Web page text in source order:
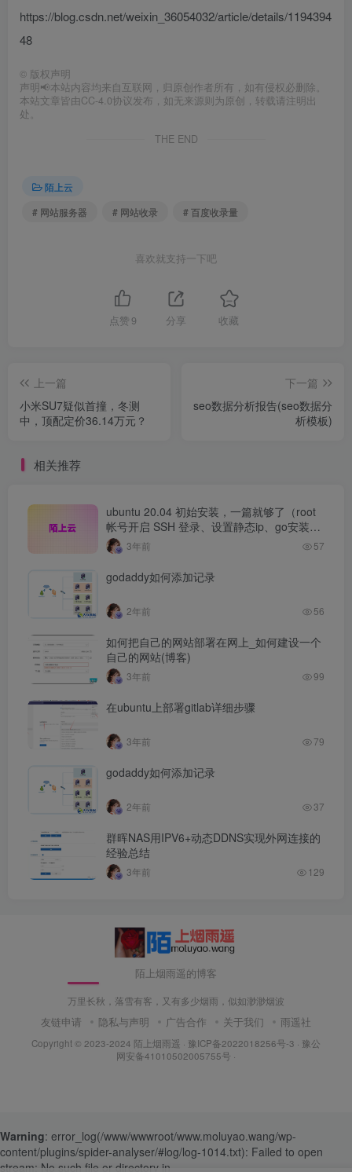
https://blog.csdn.net/weixin_36054032/article/details/1194394
48
© 版权声明
声明📢本站内容均来自互联网，归原创作者所有，如有侵权必删除。
本站文章皆由CC-4.0协议发布，如无来源则为原创，转载请注明出
处。
THE END
陌上云
# 网站服务器
# 网站收录 # 百度收录量
喜欢就支持一下吧
点赞 9 分享 收藏
上一篇
小米SU7疑似首撞，冬测
中，顶配定价36.14万元？
下一篇
seo数据分析报告(seo数据分
析模板)
相关推荐
ubuntu 20.04 初始安装，一篇就够了（root
帐号开启 SSH 登录、设置静态ip、go安装、
git安装、编译环境安装、docker安装、安装
xgo）
3年前 57
godaddy如何添加记录
2年前 56
如何把自己的网站部署在网上_如何建设一个
自己的网站(博客)
3年前 99
在ubuntu上部署gitlab详细步骤
3年前 79
godaddy如何添加记录
2年前 37
群晖NAS用IPV6+动态DDNS实现外网连接的
经验总结
3年前 129
陌上烟雨遥的博客
万里长秋，落雪有客，又有多少烟雨，似如渺渺烟波
友链申请 隐私与声明 广告合作 关于我们 雨遥社
Copyright © 2023-2024 陌上烟雨遥 · 豫ICP备2022018256号-3 · 豫公
网安备41010502005755号 ·
Warning: error_log(/www/wwwroot/www.moluyao.wang/wp-
content/plugins/spider-analyser/#log/log-1014.txt): Failed to open
stream: No such file or directory in